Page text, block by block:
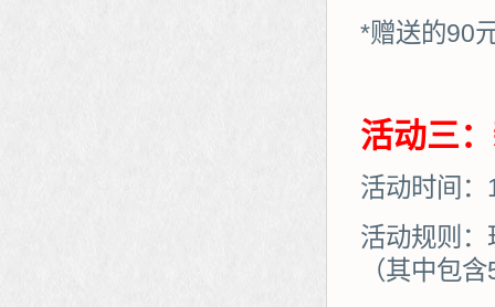
*赠送的90
活动三
活动时间
活动规则
（其中包